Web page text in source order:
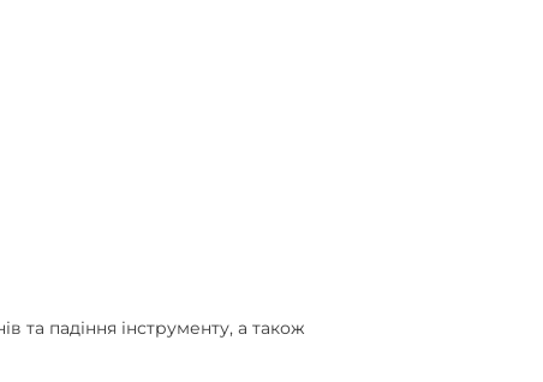
та падіння інструменту, а також